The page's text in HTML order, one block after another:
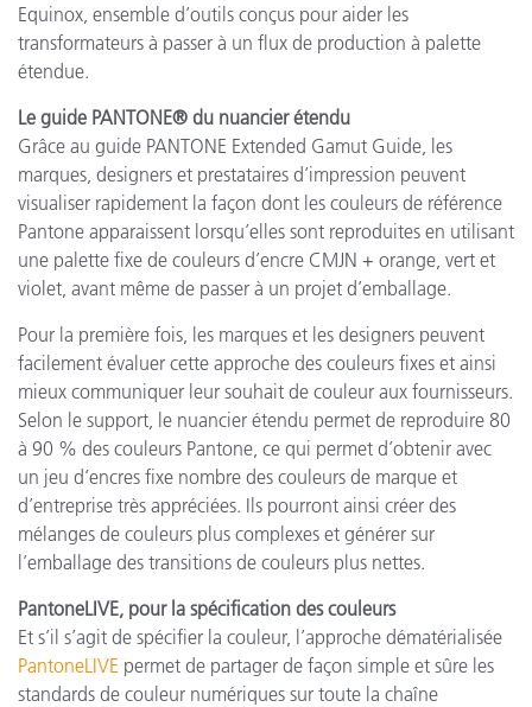
Equinox, ensemble d’outils conçus pour aider les
transformateurs à passer à un flux de production à palette
étendue.
Le guide PANTONE® du nuancier étendu
Grâce au guide PANTONE Extended Gamut Guide, les
marques, designers et prestataires d’impression peuvent
visualiser rapidement la façon dont les couleurs de référence
Pantone apparaissent lorsqu’elles sont reproduites en utilisant
une palette fixe de couleurs d’encre CMJN + orange, vert et
violet, avant même de passer à un projet d’emballage.
Pour la première fois, les marques et les designers peuvent
facilement évaluer cette approche des couleurs fixes et ainsi
mieux communiquer leur souhait de couleur aux fournisseurs.
Selon le support, le nuancier étendu permet de reproduire 80
à 90 % des couleurs Pantone, ce qui permet d’obtenir avec
un jeu d’encres fixe nombre des couleurs de marque et
d’entreprise très appréciées. Ils pourront ainsi créer des
mélanges de couleurs plus complexes et générer sur
l’emballage des transitions de couleurs plus nettes.
PantoneLIVE, pour la spécification des couleurs
Et s’il s’agit de spécifier la couleur, l’approche dématérialisée
PantoneLIVE permet de partager de façon simple et sûre les
standards de couleur numériques sur toute la chaîne